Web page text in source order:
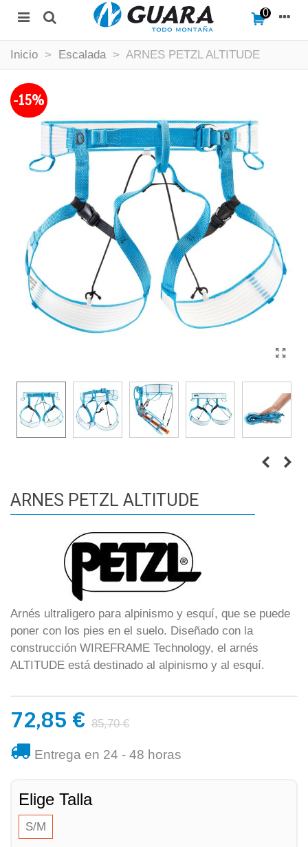
0
Inicio > Escalada > ARNES PETZL ALTITUDE
-15%
ARNES PETZL ALTITUDE
Arnés ultraligero para alpinismo y esquí, que se puede
poner con los pies en el suelo. Diseñado con la
construcción WIREFRAME Technology, el arnés
ALTITUDE está destinado al alpinismo y al esquí.
72,85 € 85,70 €
Entrega en 24 - 48 horas
Elige Talla
S/M